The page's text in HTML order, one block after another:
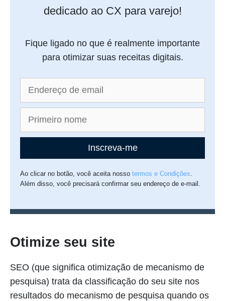
dedicado ao CX para varejo!
Fique ligado no que é realmente importante
para otimizar suas receitas digitais.
Inscreva-me
Ao clicar no botão, você aceita nossotermos e Condições
Além disso, você precisará confirmar seu endereço de e-mail.
Otimize seu site
SEO (que significa otimização de mecanismo de
pesquisa) trata da classificação do seu site nos
resultados do mecanismo de pesquisa quando os